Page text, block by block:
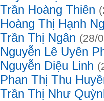
Trần Hoàng Thiên
Hoàng Thị Hạnh
Trần Thị Ngân (28/
Nguyễn Lê Uyên
Nguyễn Diệu Linh
Phan Thị Thu
Trần Thị Như